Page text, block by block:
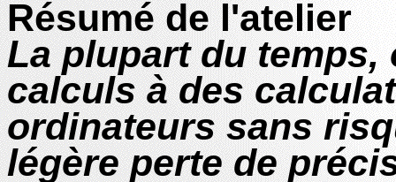
Résumé de l'atelier
La plupart du
calculs à des
ordinateurs sans
légère perte de